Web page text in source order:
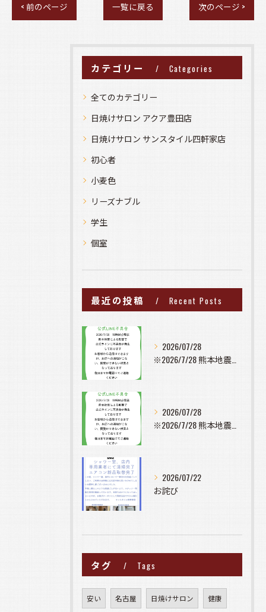
< 前のページ 一覧に戻る 次のページ >
カテゴリー Categories
全てのカテゴリー
日焼けサロン アクア豊田店
日焼けサロン サンスタイル四軒家店
初心者
小麦色
リーズナブル
学生
個室
最近の投稿 Recent Posts
2026/07/28
2026/07/28
2026/07/22
お詫び
タグ Tags
安い 名古屋 日焼けサロン 健康